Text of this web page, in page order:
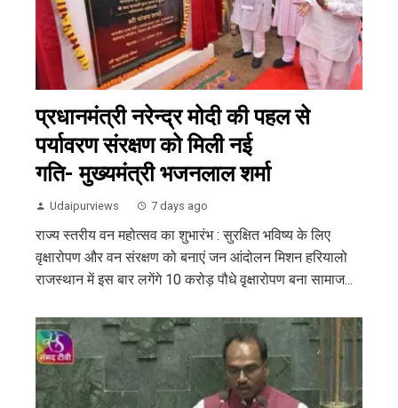
प्रधानमंत्री नरेन्द्र मोदी की पहल से
पर्यावरण संरक्षण को मिली नई
गति- मुख्यमंत्री भजनलाल शर्मा
Udaipurviews 7 days ago
राज्य स्तरीय वन महोत्सव का शुभारंभ : सुरक्षित भविष्य के लिए
वृक्षारोपण और वन संरक्षण को बनाएं जन आंदोलन मिशन हरियालो
राजस्थान में इस बार लगेंगे 10 करोड़ पौधे वृ़क्षारोपण बना सामाज...